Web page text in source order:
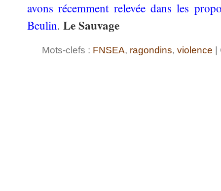
avons récemment relevée dans les
Beulin. Le Sauvage
Mots-clefs : FNSEA, ragondins, violence |